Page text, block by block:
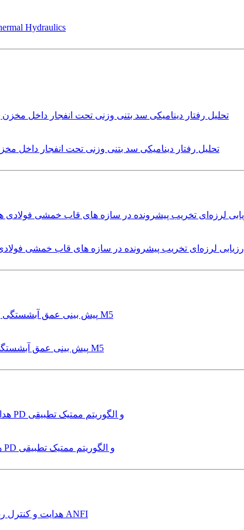
Hydraulics
تحلیل رفتار دینامیکی سد بتنی وزنی تحت انفجار داخل
ارزیابی لرزه‌ای تخریب پیشرونده در سازه های قاب خمشی
پیش بینی عمق آبشستگی پایه پل با استفاده از مدل درختی قواعد M5
هدایت و کنترل ربات زیرآبی توسط کنترلر PD و الگوریتم ممتیک تطبیقی